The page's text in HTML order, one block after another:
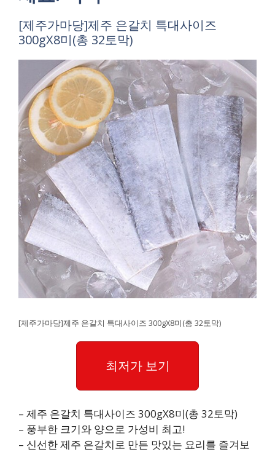
[제주가마당]제주 은갈치 특대사이즈
300gX8미(총 32토막)
[제주가마당]제주 은갈치 특대사이즈 300gX8미(총 32토막)
최저가 보기
– 제주 은갈치 특대사이즈 300gX8미(총 32토막)
– 풍부한 크기와 양으로 가성비 최고!
– 신선한 제주 은갈치로 만든 맛있는 요리를 즐겨보